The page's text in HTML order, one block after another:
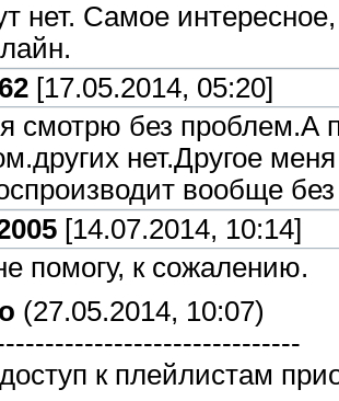
нет. Самое
[17.05.2014, 05:20]
смотрю без проблем.А
нет.Другое
вообще
[14.07.2014, 10:14]
помогу, к сожалению.
(27.05.2014, 10:07)
к плейлистам